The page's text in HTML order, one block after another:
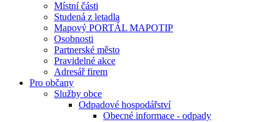
Místní části
Studená z letadla
Mapový PORTÁL MAPOTIP
Osobnosti
Partnerské město
Pravidelné akce
Adresář firem
Pro občany
Služby obce
Odpadové hospodářství
Obecné informace - odpady